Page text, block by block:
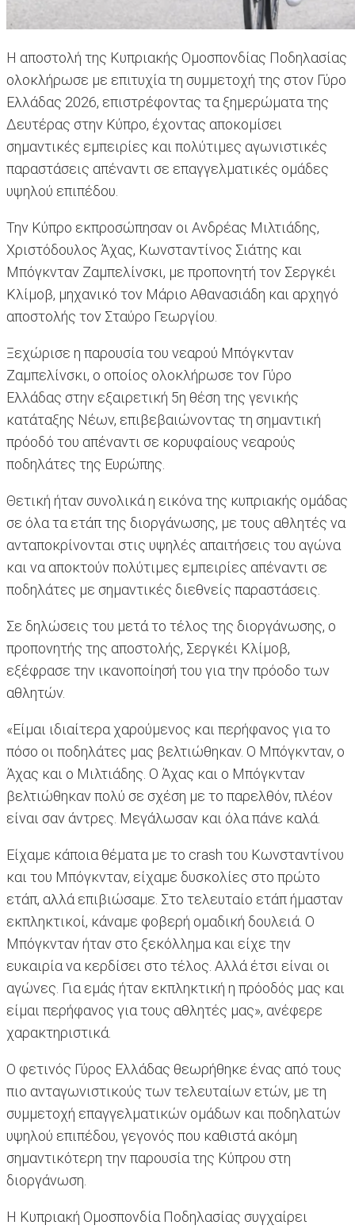
Η αποστολή της Κυπριακής Ομοσπονδίας Ποδηλασίας
ολοκλήρωσε με επιτυχία τη συμμετοχή της στον Γύρο
Ελλάδας 2026, επιστρέφοντας τα ξημερώματα της
Δευτέρας στην Κύπρο, έχοντας αποκομίσει
σημαντικές εμπειρίες και πολύτιμες αγωνιστικές
παραστάσεις απέναντι σε επαγγελματικές ομάδες
υψηλού επιπέδου.
Την Κύπρο εκπροσώπησαν οι Ανδρέας Μιλτιάδης,
Χριστόδουλος Άχας, Κωνσταντίνος Σιάτης και
Μπόγκνταν Ζαμπελίνσκι, με προπονητή τον Σεργκέι
Κλίμοβ, μηχανικό τον Μάριο Αθανασιάδη και αρχηγό
αποστολής τον Σταύρο Γεωργίου.
Ξεχώρισε η παρουσία του νεαρού Μπόγκνταν
Ζαμπελίνσκι, ο οποίος ολοκλήρωσε τον Γύρο
Ελλάδας στην εξαιρετική 5η θέση της γενικής
κατάταξης Νέων, επιβεβαιώνοντας τη σημαντική
πρόοδό του απέναντι σε κορυφαίους νεαρούς
ποδηλάτες της Ευρώπης.
Θετική ήταν συνολικά η εικόνα της κυπριακής ομάδας
σε όλα τα ετάπ της διοργάνωσης, με τους αθλητές να
ανταποκρίνονται στις υψηλές απαιτήσεις του αγώνα
και να αποκτούν πολύτιμες εμπειρίες απέναντι σε
ποδηλάτες με σημαντικές διεθνείς παραστάσεις.
Σε δηλώσεις του μετά το τέλος της διοργάνωσης, ο
προπονητής της αποστολής, Σεργκέι Κλίμοβ,
εξέφρασε την ικανοποίησή του για την πρόοδο των
αθλητών.
«Είμαι ιδιαίτερα χαρούμενος και περήφανος για το
πόσο οι ποδηλάτες μας βελτιώθηκαν. Ο Μπόγκνταν, ο
Άχας και ο Μιλτιάδης. Ο Άχας και ο Μπόγκνταν
βελτιώθηκαν πολύ σε σχέση με το παρελθόν, πλέον
είναι σαν άντρες. Μεγάλωσαν και όλα πάνε καλά.
Είχαμε κάποια θέματα με το crash του Κωνσταντίνου
και του Μπόγκνταν, είχαμε δυσκολίες στο πρώτο
ετάπ, αλλά επιβιώσαμε. Στο τελευταίο ετάπ ήμασταν
εκπληκτικοί, κάναμε φοβερή ομαδική δουλειά. Ο
Μπόγκνταν ήταν στο ξεκόλλημα και είχε την
ευκαιρία να κερδίσει στο τέλος. Αλλά έτσι είναι οι
αγώνες. Για εμάς ήταν εκπληκτική η πρόοδός μας και
είμαι περήφανος για τους αθλητές μας», ανέφερε
χαρακτηριστικά.
Ο φετινός Γύρος Ελλάδας θεωρήθηκε ένας από τους
πιο ανταγωνιστικούς των τελευταίων ετών, με τη
συμμετοχή επαγγελματικών ομάδων και ποδηλατών
υψηλού επιπέδου, γεγονός που καθιστά ακόμη
σημαντικότερη την παρουσία της Κύπρου στη
διοργάνωση.
Η Κυπριακή Ομοσπονδία Ποδηλασίας συγχαίρει